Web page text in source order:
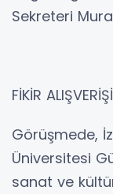
Sekreteri
FİKİR
Görüşmede,
Üniversitesi
sanat ve